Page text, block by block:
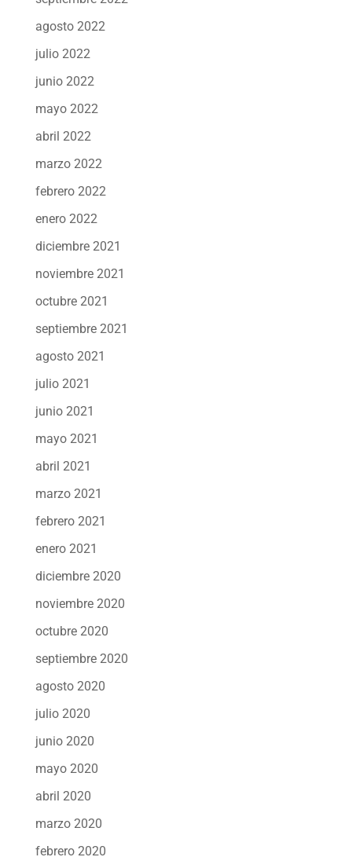
agosto 2022
julio 2022
junio 2022
mayo 2022
abril 2022
marzo 2022
febrero 2022
enero 2022
diciembre 2021
noviembre 2021
octubre 2021
septiembre 2021
agosto 2021
julio 2021
junio 2021
mayo 2021
abril 2021
marzo 2021
febrero 2021
enero 2021
diciembre 2020
noviembre 2020
octubre 2020
septiembre 2020
agosto 2020
julio 2020
junio 2020
mayo 2020
abril 2020
marzo 2020
febrero 2020